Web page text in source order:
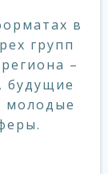
в
групп
–
будущие
молодые